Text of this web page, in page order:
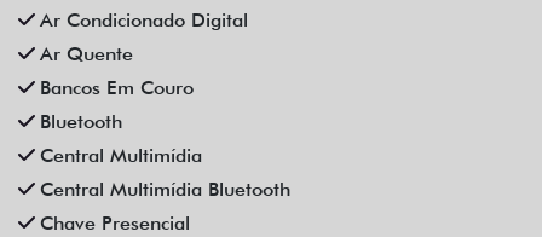
Ar Condicionado Digital
Ar Quente
Bancos Em Couro
Bluetooth
Central Multimídia
Central Multimídia Bluetooth
Chave Presencial